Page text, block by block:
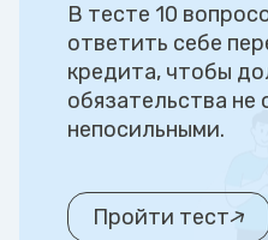
В тесте 10
ответить себе
кредита, чтобы
обязательства не
непосильными.
Пройти тест